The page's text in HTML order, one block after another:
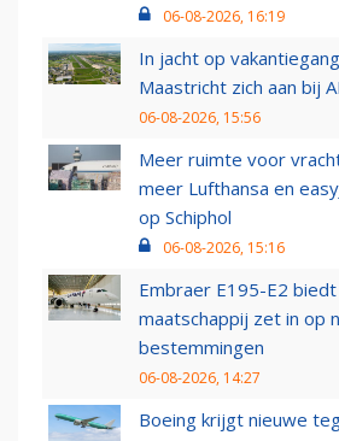
06-08-2026, 16:19
In jacht op
Maastricht zich aan bij
06-08-2026, 15:56
Meer ruimte voor
meer Lufthansa en
op Schiphol
06-08-2026, 15:16
Embraer E195-E2 biedt
maatschappij zet in op
bestemmingen
06-08-2026, 14:27
Boeing krijgt nieuwe